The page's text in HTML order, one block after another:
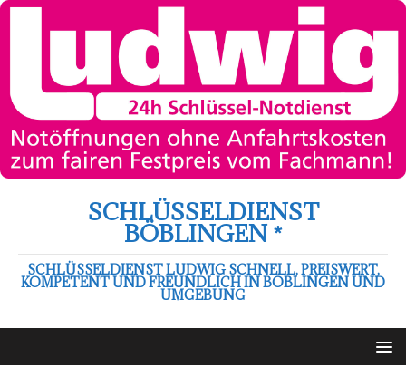
SCHLÜSSELDIENST
BÖBLINGEN *
SCHLÜSSELDIENST LUDWIG SCHNELL, PREISWERT,
KOMPETENT UND FREUNDLICH IN BÖBLINGEN UND
UMGEBUNG